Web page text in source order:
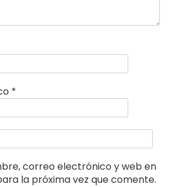
*
correo electrónico y web en
la próxima vez que comente.